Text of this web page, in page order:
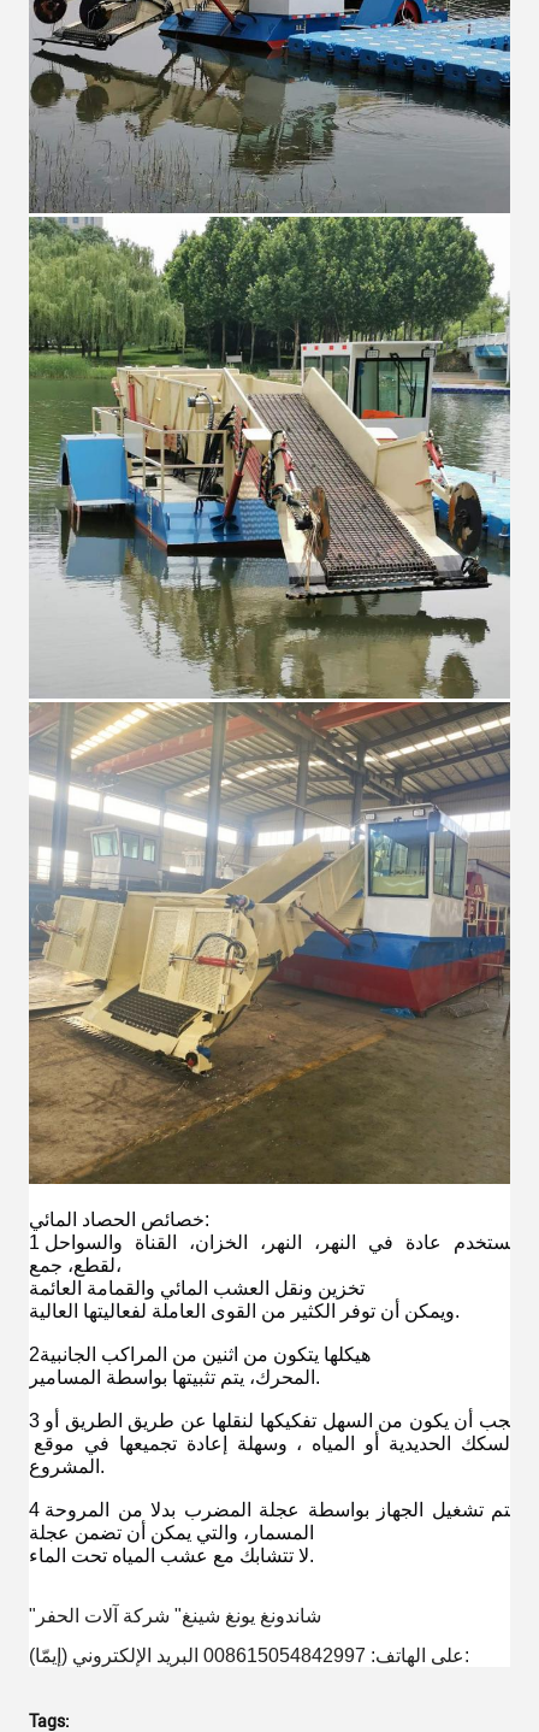
خصائص الحصاد المائي:
1يستخدم عادة في النهر، النهر، الخزان، القناة والسواحل
لقطع، جمع،
تخزين ونقل العشب المائي والقمامة العائمة
ويمكن أن توفر الكثير من القوى العاملة لفعاليتها العالية.
2هيكلها يتكون من اثنين من المراكب الجانبية
المحرك، يتم تثبيتها بواسطة المسامير.
3يجب أن يكون من السهل تفكيكها لنقلها عن طريق الطريق أو
المشروع.
4يتم تشغيل الجهاز بواسطة عجلة المضرب بدلا من المروحة
المسمار، والتي يمكن أن تضمن عجلة
لا تتشابك مع عشب المياه تحت الماء.
"شاندونغ يونغ شينغ" شركة آلات الحفر
(إيمّا) على الهاتف: 008615054842997 البريد الإلكتروني:
Tags: